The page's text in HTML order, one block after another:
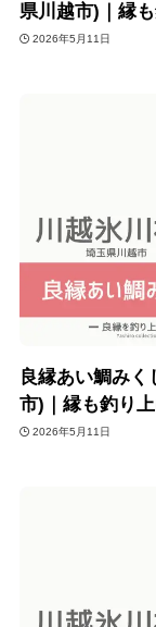
県川越市)｜縁
2026年5月11日
良縁あい鯛み
市)｜縁も釣り
2026年5月11日